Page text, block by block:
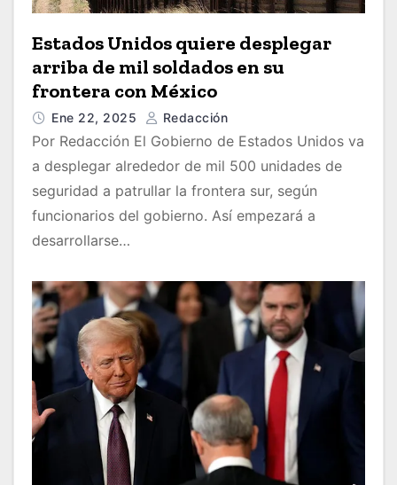
Estados Unidos quiere desplegar
arriba de mil soldados en su
frontera con México
Ene 22, 2025 Redacción
Por Redacción El Gobierno de Estados Unidos va
a desplegar alrededor de mil 500 unidades de
seguridad a patrullar la frontera sur, según
funcionarios del gobierno. Así empezará a
desarrollarse…